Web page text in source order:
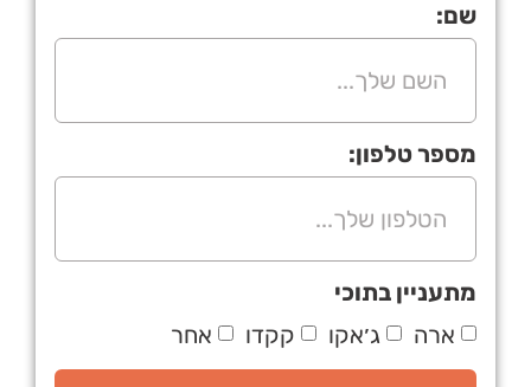
שם:
מספר טלפון:
מתעניין בתוכי
ארה
ג׳אקו קקדו אחר